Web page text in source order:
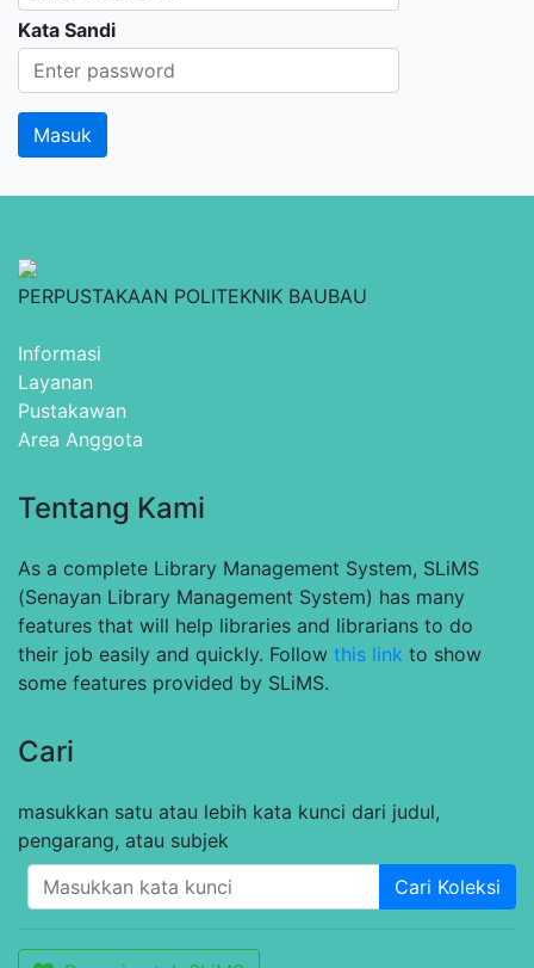
Kata Sandi
PERPUSTAKAAN POLITEKNIK BAUBAU
Informasi
Layanan
Pustakawan
Area Anggota
Tentang Kami
As a complete Library Management System, SLiMS
(Senayan Library Management System) has many
features that will help libraries and librarians to do
their job easily and quickly. Follow this link to show
some features provided by SLiMS.
Cari
masukkan satu atau lebih kata kunci dari judul,
pengarang, atau subjek
Cari Koleksi